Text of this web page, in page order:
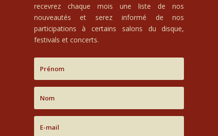
recevrez chaque mois une liste de nos
nouveautés et serez informé de nos
participations à certains salons du disque,
festivals et concerts.